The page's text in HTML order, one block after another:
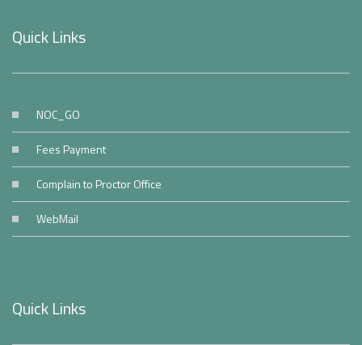
Quick Links
NOC_GO
Fees Payment
Complain to Proctor Office
WebMail
Quick Links